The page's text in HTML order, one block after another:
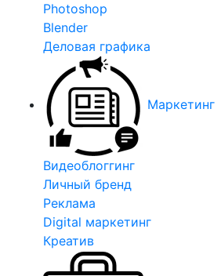
Photoshop
Blender
Деловая графика
Маркетинг
Видеоблоггинг
Личный бренд
Реклама
Digital маркетинг
Креатив